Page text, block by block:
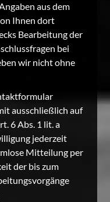
aus dem
Ihnen dort
Bearbeitung der
bei
wir nicht ohne
ausschließlich auf
6 Abs. 1 lit. a
jederzeit
Mitteilung per
der bis zum